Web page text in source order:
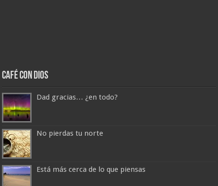
Café con Dios
Dad gracias… ¿en todo?
No pierdas tu norte
Está más cerca de lo que piensas